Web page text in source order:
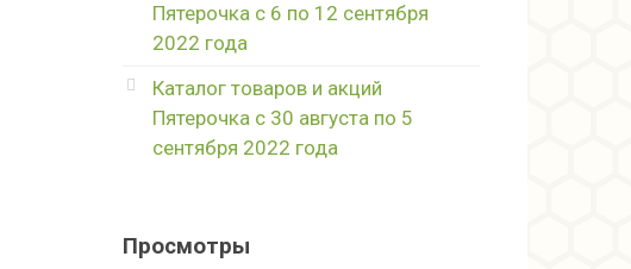
Пятерочка с 6 по 12 сентября
2022 года
Каталог товаров и акций
Пятерочка с 30 августа по 5
сентября 2022 года
Просмотры